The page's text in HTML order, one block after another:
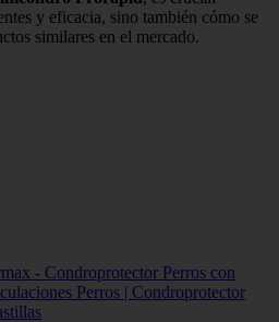
y eficacia, sino también cómo se
similares en el mercado.
- Condroprotector Perros con
Perros | Condroprotector